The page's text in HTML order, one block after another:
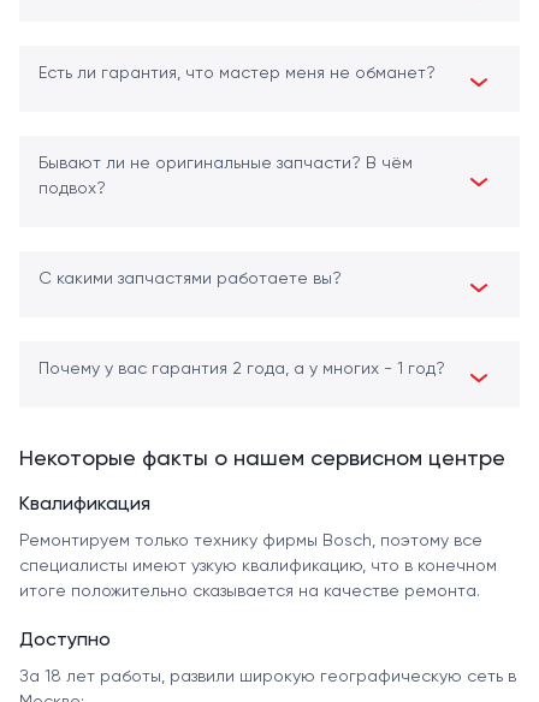
Есть ли гарантия, что мастер меня не обманет?
Бывают ли не оригинальные запчасти? В чём
подвох?
С какими запчастями работаете вы?
Почему у вас гарантия 2 года, а у многих - 1 год?
Некоторые факты о нашем сервисном центре
Квалификация
Ремонтируем только технику фирмы Bosch, поэтому все
специалисты имеют узкую квалификацию, что в конечном
итоге положительно сказывается на качестве ремонта.
Доступно
За 18 лет работы, развили широкую географическую сеть в